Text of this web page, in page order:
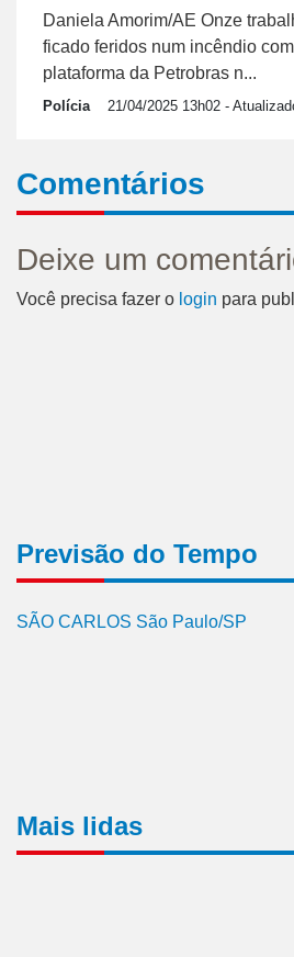
Daniela Amorim/AE Onze
ficado feridos num incêndio
plataforma da Petrobras n...
Polícia 21/04/2025 13h02 -
Comentários
Deixe um
Você precisa fazer o login para
Previsão do Tempo
SÃO CARLOS São Paulo/SP
Mais lidas